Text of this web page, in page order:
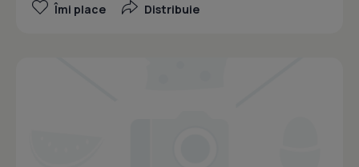
Îmi place Distribuie